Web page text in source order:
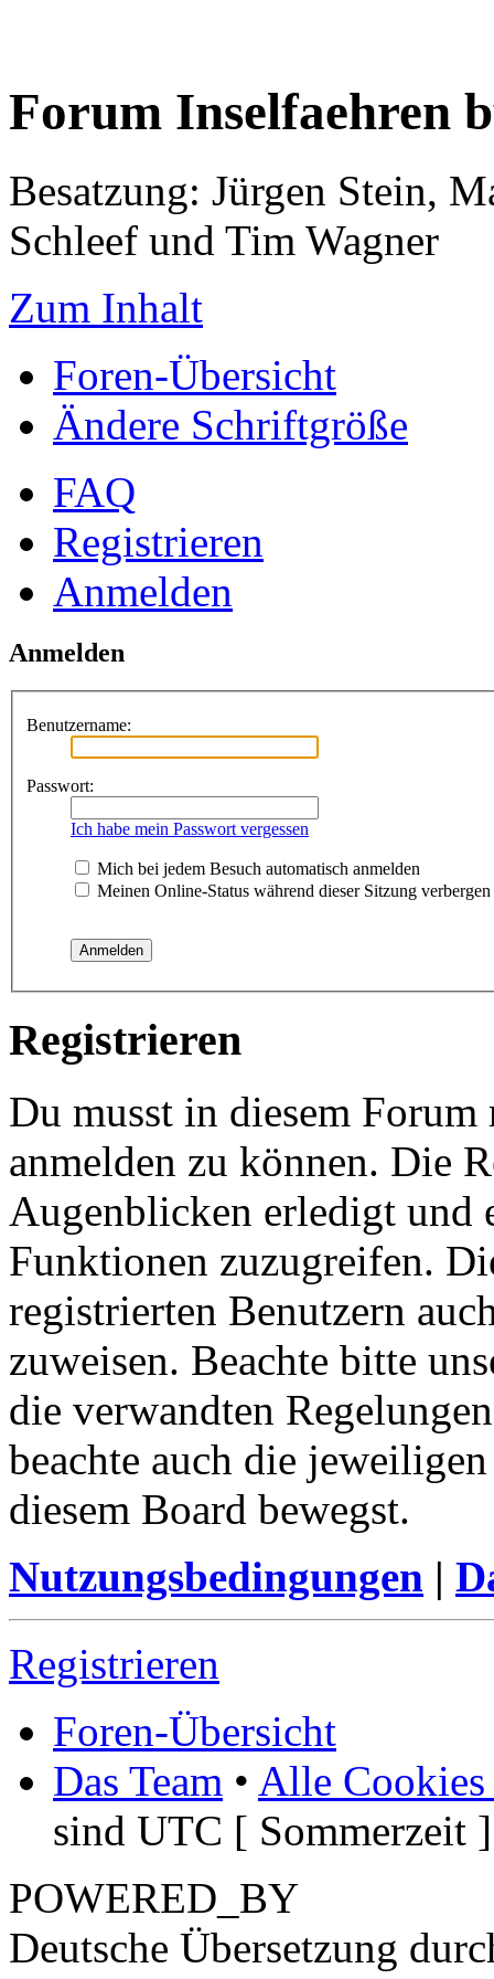
Forum Inselfaehren
Besatzung: Jürgen Stein,
Schleef und Tim Wagner
Zum Inhalt
Foren-Übersicht
Ändere Schriftgröße
FAQ
Registrieren
Anmelden
Anmelden
Benutzername:
Passwort:
Ich habe mein Passwort vergessen
Mich bei jedem Besuch automatisch anmelden
Meinen Online-Status während dieser Sitzung verbergen
Registrieren
Du musst in diesem
anmelden zu können. Die
Augenblicken erledigt und
Funktionen zuzugreifen.
registrierten Benutzern
zuweisen. Beachte bitte
die verwandten
beachte auch die
diesem Board bewegst.
Nutzungsbedingungen |
Registrieren
Foren-Übersicht
Das Team • Alle Cookies
sind UTC [ Sommerzeit ]
POWERED_BY
Deutsche Übersetzung